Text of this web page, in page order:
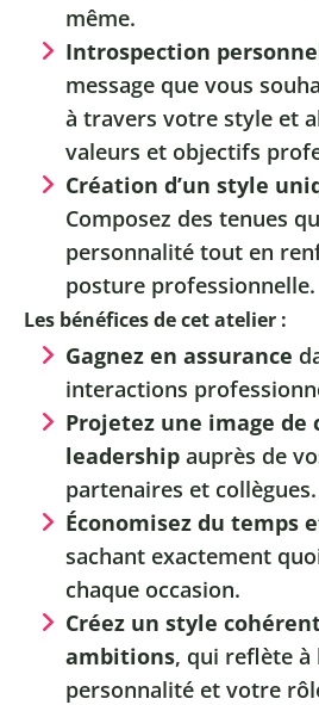
même.
Introspection
message que vous
à travers votre style et
valeurs et objectifs
Création d’un style
Composez des tenues
personnalité tout en
posture professionnelle.
Les bénéfices de cet atelier :
Gagnez en assurance
interactions
Projetez une image
leadership auprès de
partenaires et collègues.
Économisez du temps
sachant exactement
chaque occasion.
Créez un style
ambitions, qui reflète
personnalité et votre